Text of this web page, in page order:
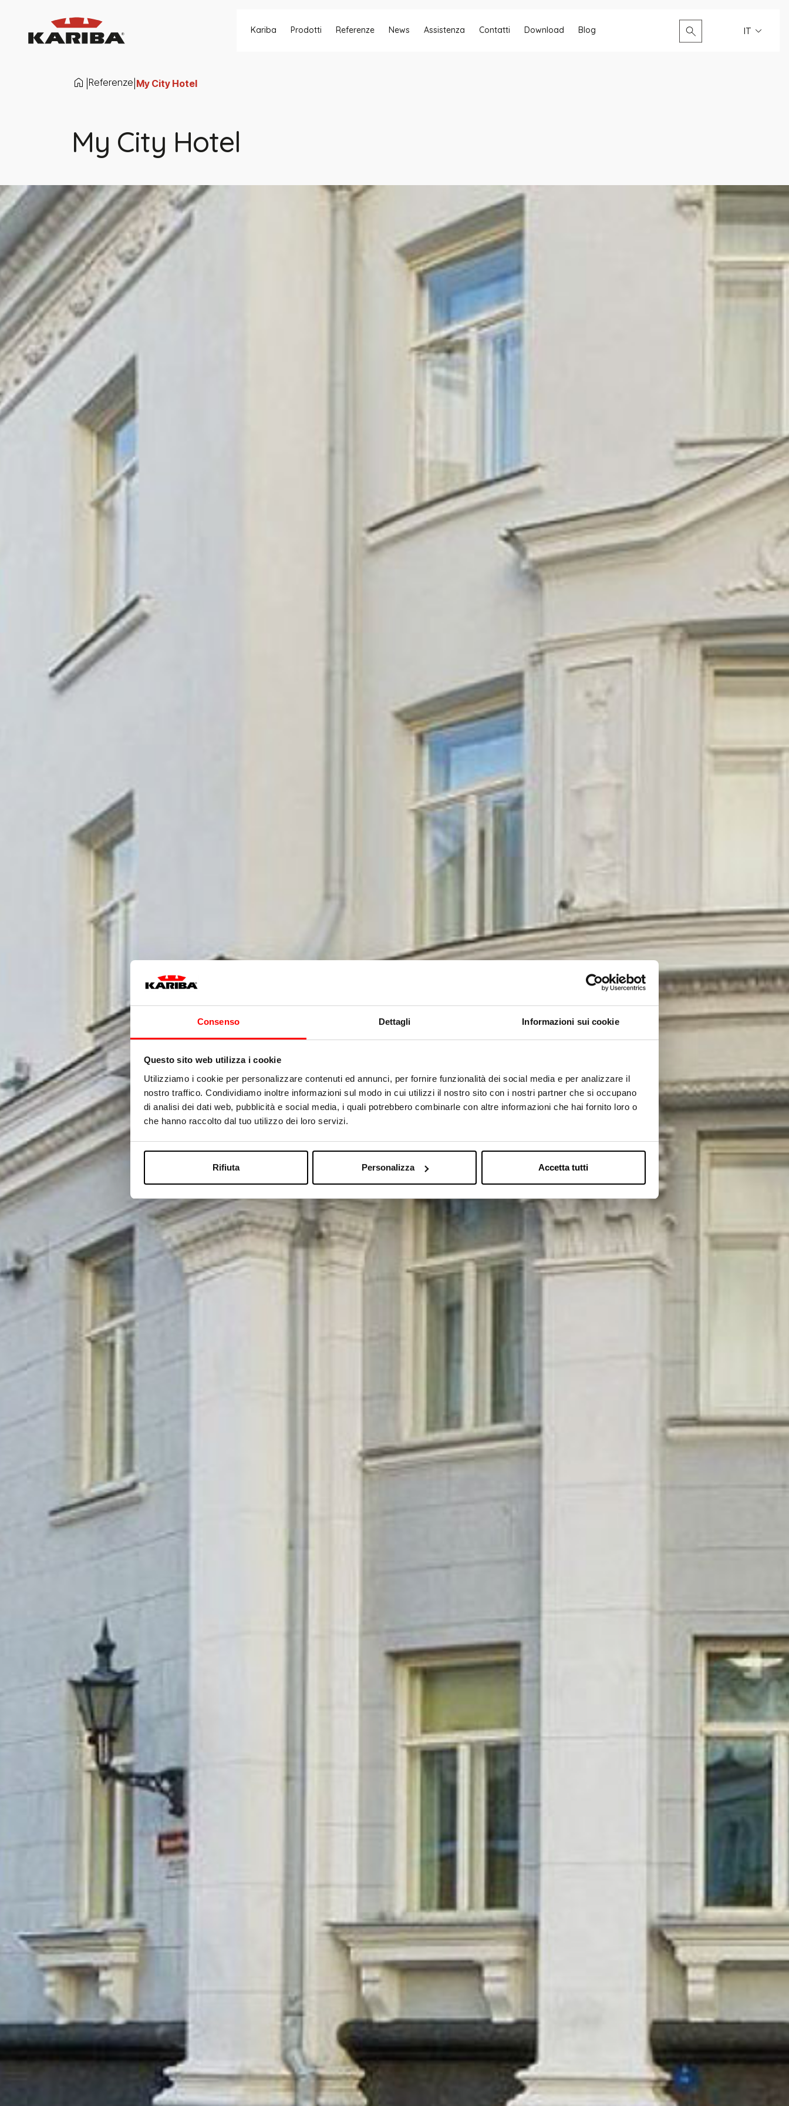
Consenso Dettagli Informazioni sui cookie
Questo sito web utilizza i cookie
Utilizziamo i cookie per personalizzare contenuti ed annunci, per fornire funzionalità dei social media e per analizzare il
nostro traffico. Condividiamo inoltre informazioni sul modo in cui utilizzi il nostro sito con i nostri partner che si occupano
di analisi dei dati web, pubblicità e social media, i quali potrebbero combinarle con altre informazioni che hai fornito loro o
che hanno raccolto dal tuo utilizzo dei loro servizi.
Rifiuta Personalizza Accetta tutti
Kariba Prodotti Referenze News Assistenza Contatti Download Blog Cerca... IT
Referenze My City Hotel
My City Hotel